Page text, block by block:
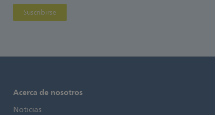
Suscribirse
Acerca de nosotros
Noticias